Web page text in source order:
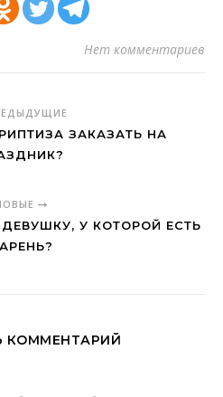
Нет комментариев
ЗАКАЗАТЬ НА
У КОТОРОЙ ЕСТЬ
КОММЕНТАРИЙ